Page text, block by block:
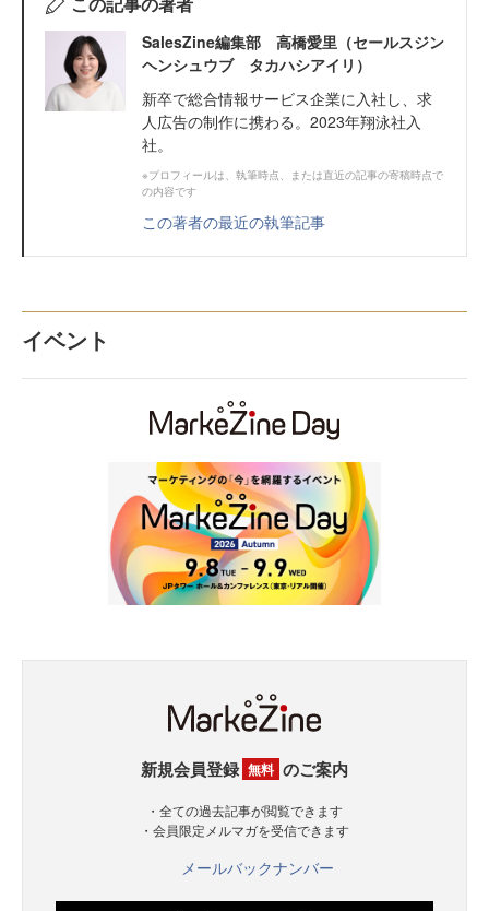
SalesZine編集部 高橋愛里（セールスジン
ヘンシュウブ タカハシアイリ）
新卒で総合情報サービス企業に入社し、求
人広告の制作に携わる。2023年翔泳社入
社。
※プロフィールは、執筆時点、または直近の記事の寄稿時点で
の内容です
この著者の最近の執筆記事
イベント
新規会員登録 無料 のご案内
・全ての過去記事が閲覧できます
・会員限定メルマガを受信できます
メールバックナンバー